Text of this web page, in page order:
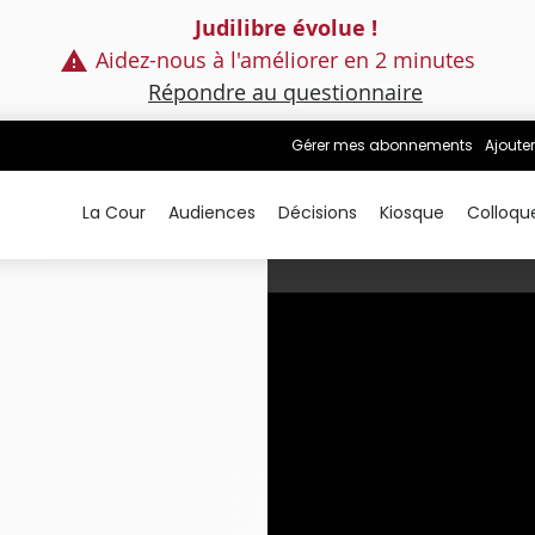
Judilibre évolue !
Aidez-nous à l'améliorer en 2 minutes
Répondre au questionnaire
Gérer mes abonnements
La Cour Audiences Décisions Kiosque